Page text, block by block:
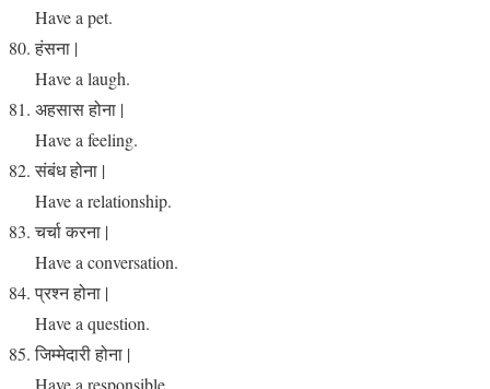
Have a pet.
हंसना |
Have a laugh.
अहसास होना |
Have a feeling.
संबंध होना |
Have a relationship.
चर्चा करना |
Have a conversation.
प्रश्न होना |
Have a question.
जिम्मेदारी होना |
Have a responsible.